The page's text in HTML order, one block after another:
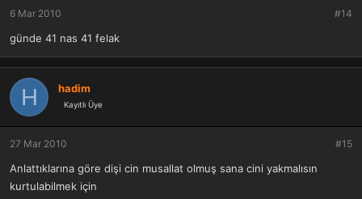
6 Mar 2010 #14
günde 41 nas 41 felak
H hadim
Kayıtlı Üye
27 Mar 2010 #15
Anlattıklarına göre dişi cin musallat olmuş sana cini yakmalısın
kurtulabilmek için